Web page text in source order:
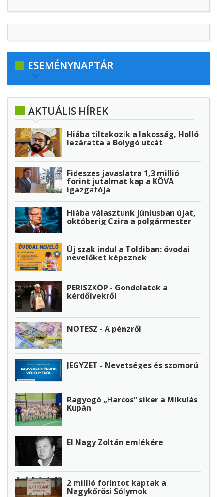
ESEMÉNYNAPTÁR
AKTUÁLIS HÍREK
Hiába tiltakozik a lakosság, Holló
lezáratta a Bolygó utcát
Fideszes javaslatra 1,3 millió
forint jutalmat kap a KÖVA
igazgatója
Hiába választunk júniusban újat,
októberig Czira a polgármester
Új szak indul a Toldiban: óvodai
nevelőket képeznek
PERISZKÓP - Gondolatok a
kérdőívekről
NOTESZ - A pénzről
JEGYZET - Nevetséges és szomorú
Ragyogó „Harcos” siker a Mikulás
Kupán
El Nagy Zoltán emlékére
2 millió forintot kaptak a
Nagykőrösi Sólymok